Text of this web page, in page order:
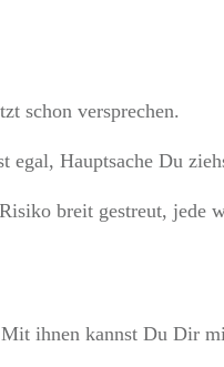
schon versprechen.
Hauptsache Du
breit gestreut, jede
ihnen kannst Du Dir